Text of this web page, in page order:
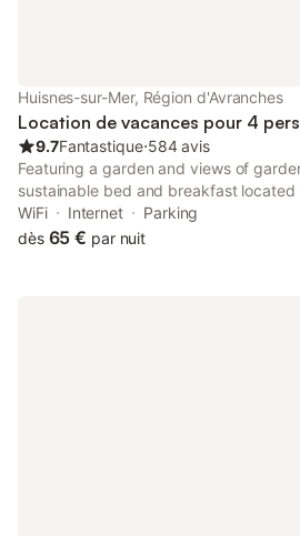
Huisnes-sur-Mer, Région d'Avranches
Location de vacances pour 4
9.7Fantastique⋅584 avis
Featuring a garden and views of
sustainable bed and breakfast located
km from Mont Saint Michel Abbey.
at the bed and breakfast for the
WiFi Internet
Parking
dès 65 € par nuit